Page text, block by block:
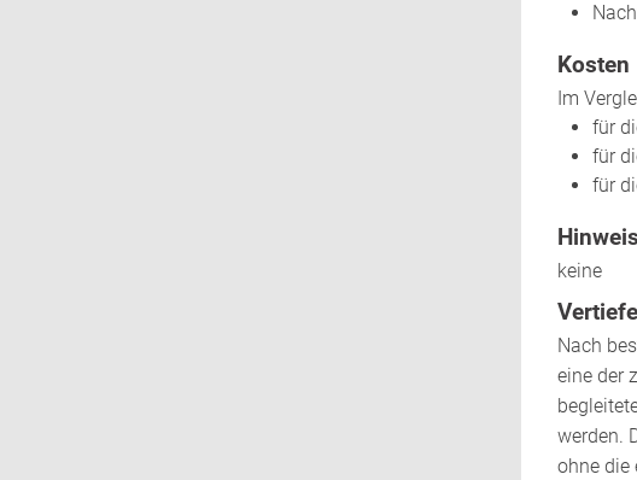
Kosten
Im
für
für
für
keine
Nach
eine der
werden.
ohne die